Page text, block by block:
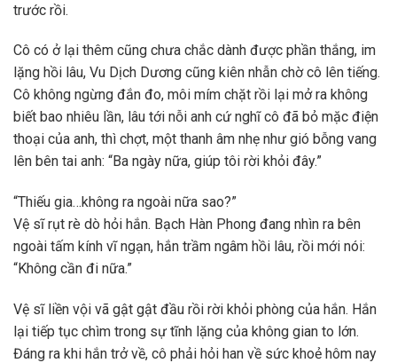
trước rồi.
Cô có ở lại thêm cũng chưa chắc dành được phần thắng, im
lặng hồi lâu, Vu Dịch Dương cũng kiên nhẫn chờ cô lên tiếng.
Cô không ngừng đắn đo, môi mím chặt rồi lại mở ra không
biết bao nhiêu lần, lâu tới nỗi anh cứ nghĩ cô đã bỏ mặc điện
thoại của anh, thì chợt, một thanh âm nhẹ như gió bỗng vang
lên bên tai anh: “Ba ngày nữa, giúp tôi rời khỏi đây.”
“Thiếu gia…không ra ngoài nữa sao?”
Vệ sĩ rụt rè dò hỏi hắn. Bạch Hàn Phong đang nhìn ra bên
ngoài tấm kính vĩ ngạn, hắn trầm ngâm hồi lâu, rồi mới nói:
“Không cần đi nữa.”
Vệ sĩ liền vội vã gật gật đầu rồi rời khỏi phòng của hắn. Hắn
lại tiếp tục chìm trong sự tĩnh lặng của không gian to lớn.
Đáng ra khi hắn trở về, cô phải hỏi han về sức khoẻ hôm nay